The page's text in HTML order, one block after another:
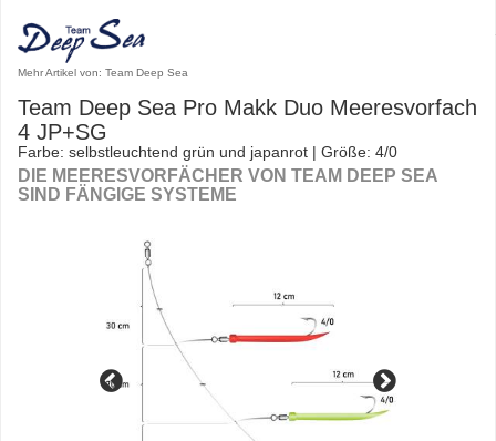
Mehr Artikel von: Team Deep Sea
Team Deep Sea Pro Makk Duo Meeresvorfach
4 JP+SG
Farbe: selbstleuchtend grün und japanrot | Größe: 4/0
DIE MEERESVORFÄCHER VON TEAM DEEP SEA
SIND FÄNGIGE SYSTEME